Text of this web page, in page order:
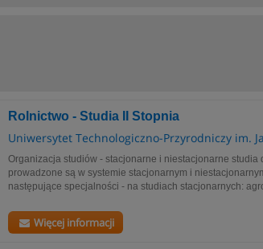
Rolnictwo - Studia II Stopnia
Uniwersytet Technologiczno-Przyrodniczy im.
Organizacja studiów - stacjonarne i niestacjonarne
prowadzone są w systemie stacjonarnym i
następujące specjalności - na studiach stacjonarnych:
Więcej informacji